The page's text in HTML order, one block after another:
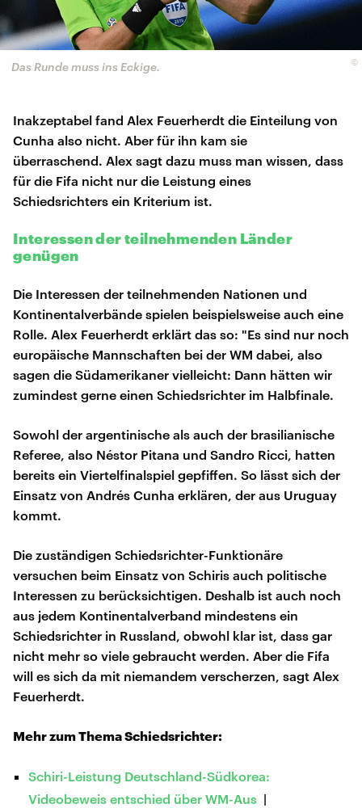
©
Das Runde muss ins Eckige.
Inakzeptabel fand Alex Feuerherdt die Einteilung von
Cunha also nicht. Aber für ihn kam sie
überraschend. Alex sagt dazu muss man wissen, dass
für die Fifa nicht nur die Leistung eines
Schiedsrichters ein Kriterium ist.
Interessen der teilnehmenden Länder
genügen
Die Interessen der teilnehmenden Nationen und
Kontinentalverbände spielen beispielsweise auch eine
Rolle. Alex Feuerherdt erklärt das so: "Es sind nur noch
europäische Mannschaften bei der WM dabei, also
sagen die Südamerikaner vielleicht: Dann hätten wir
zumindest gerne einen Schiedsrichter im Halbfinale.
Sowohl der argentinische als auch der brasilianische
Referee, also Néstor Pitana und Sandro Ricci, hatten
bereits ein Viertelfinalspiel gepfiffen. So lässt sich der
Einsatz von Andrés Cunha erklären, der aus Uruguay
kommt.
Die zuständigen Schiedsrichter-Funktionäre
versuchen beim Einsatz von Schiris auch politische
Interessen zu berücksichtigen. Deshalb ist auch noch
aus jedem Kontinentalverband mindestens ein
Schiedsrichter in Russland, obwohl klar ist, dass gar
nicht mehr so viele gebraucht werden. Aber die Fifa
will es sich da mit niemandem verscherzen, sagt Alex
Feuerherdt.
Mehr zum Thema Schiedsrichter:
Schiri-Leistung Deutschland-Südkorea:
Videobeweis entschied über WM-Aus |